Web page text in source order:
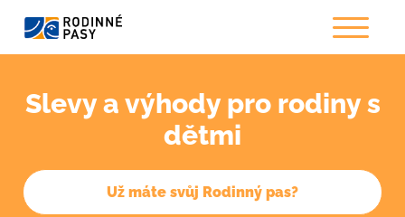
Slevy a výhody pro rodiny s
dětmi
Už máte svůj Rodinný pas?